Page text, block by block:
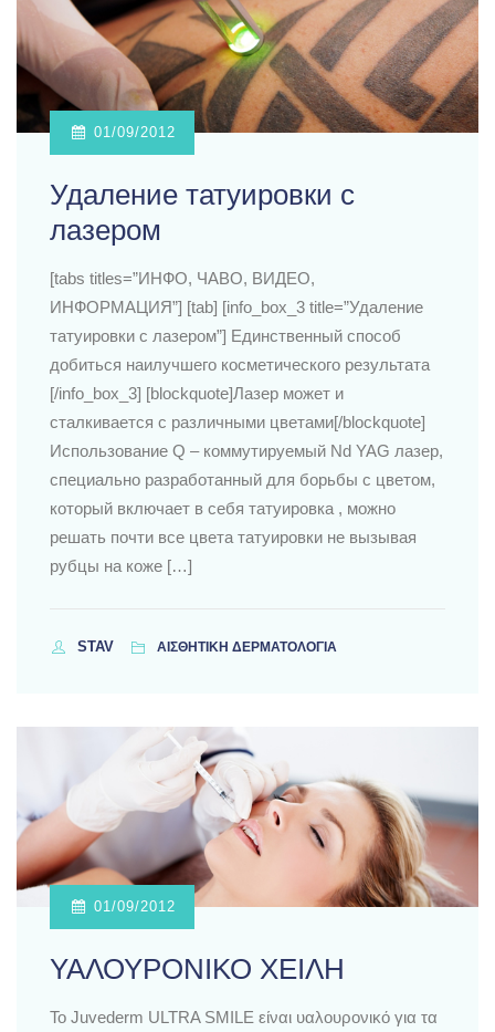
01/09/2012
Удаление татуировки с
лазером
[tabs titles=”ИНФО, ЧАВО, ВИДЕО,
ИНФОРМАЦИЯ”] [tab] [info_box_3 title=”Удаление
татуировки с лазером”] Единственный способ
добиться наилучшего косметического результата
[/info_box_3] [blockquote]Лазер может и
сталкивается с различными цветами[/blockquote]
Использование Q – коммутируемый Nd YAG лазер,
специально разработанный для борьбы с цветом,
который включает в себя татуировка , можно
решать почти все цвета татуировки не вызывая
рубцы на коже […]
STAV ΑΙΣΘΗΤΙΚΗ ΔΕΡΜΑΤΟΛΟΓΙΑ
01/09/2012
ΥΑΛΟΥΡΟΝΙΚΟ ΧΕΙΛΗ
Το Juvederm ULTRA SMILE είναι υαλουρονικό για τα